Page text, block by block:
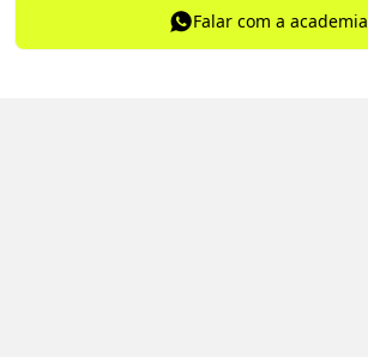
Falar com a academia